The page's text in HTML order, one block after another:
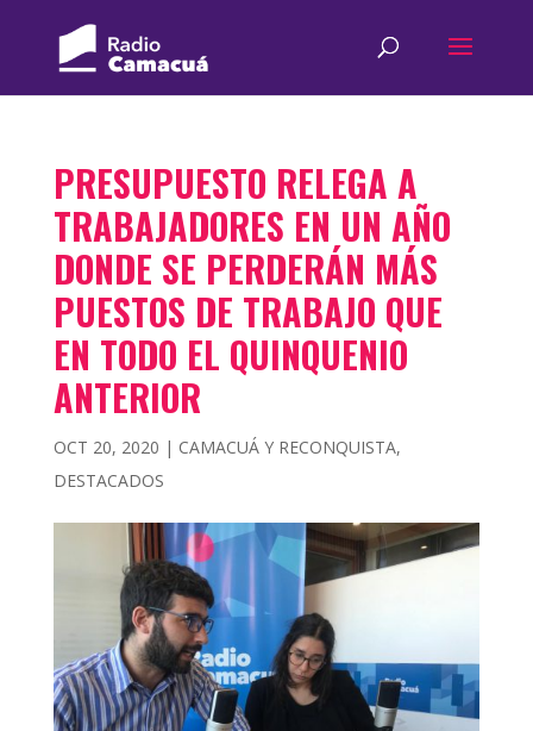
PRESUPUESTO RELEGA A
TRABAJADORES EN UN AÑO
DONDE SE PERDERÁN MÁS
PUESTOS DE TRABAJO QUE
EN TODO EL QUINQUENIO
ANTERIOR
OCT 20, 2020 | CAMACUÁ Y RECONQUISTA,
DESTACADOS